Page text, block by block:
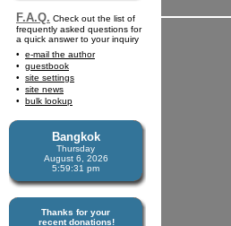
F.A.Q. Check out the list of
frequently asked questions for
a quick answer to your inquiry
e-mail the author
guestbook
site settings
site news
bulk lookup
Bangkok
Thursday
August 6, 2026
5:59:31 pm
Thanks for your
recent donations!